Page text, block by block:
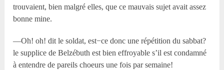
trouvaient, bien malgré elles, que ce mauvais sujet avait assez
bonne mine.
—Oh! oh! dit le soldat, est−ce donc une répétition du sabbat?
le supplice de Belzébuth est bien effroyable s’il est condamné
à entendre de pareils choeurs une fois par semaine!